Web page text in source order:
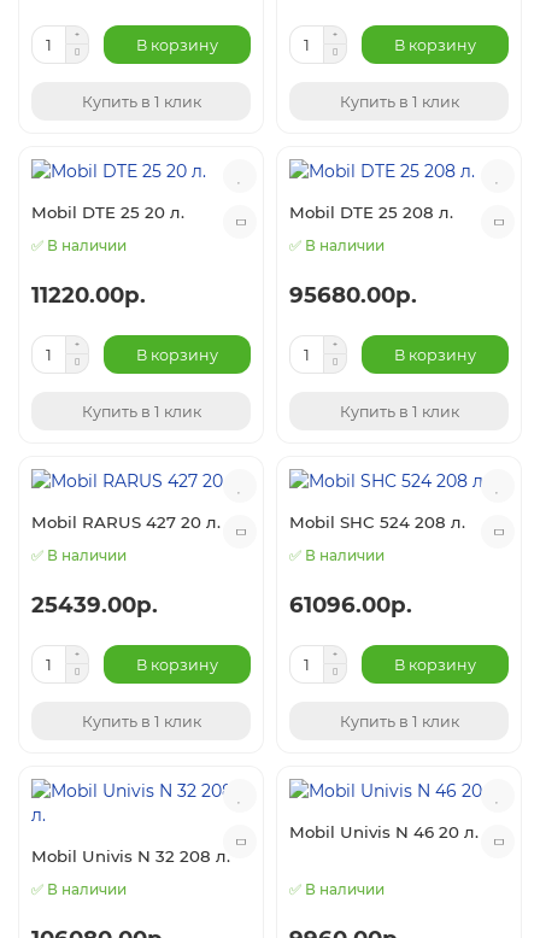
В корзину
Купить в 1 клик
В корзину
Купить в 1 клик
Mobil DTE 25 20 л.
✅ В наличии
11220.00р.
В корзину
Купить в 1 клик
Mobil DTE 25 208 л.
✅ В наличии
95680.00р.
В корзину
Купить в 1 клик
Mobil RARUS 427 20 л.
✅ В наличии
25439.00р.
В корзину
Купить в 1 клик
Mobil SHC 524 208 л.
✅ В наличии
61096.00р.
В корзину
Купить в 1 клик
Mobil Univis N 32 208 л.
✅ В наличии
Mobil Univis N 46 20 л.
✅ В наличии